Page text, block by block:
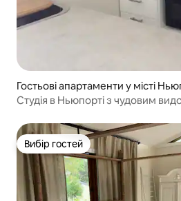
Гостьові апартаменти у місті
Студія в Ньюпорті з чудовим
Вибір гостей
Вибір гостей